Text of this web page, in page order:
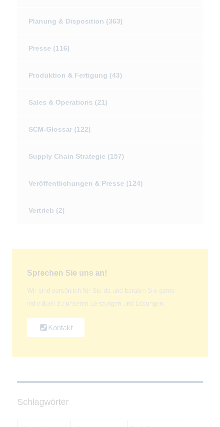
Planung & Disposition (363)
Presse (116)
Produktion & Fertigung (43)
Sales & Operations (21)
SCM-Glossar (122)
Supply Chain Strategie (157)
Veröffentlichungen & Presse (124)
Vertrieb (2)
Sprechen Sie uns an!
Wir sind persönlich für Sie da und beraten Sie gerne
individuell zu unseren Leistungen und Lösungen.
Kontakt
Schlagwörter